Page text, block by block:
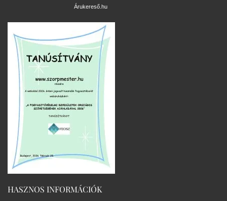
Árukereső.hu
HASZNOS INFORMÁCIÓK